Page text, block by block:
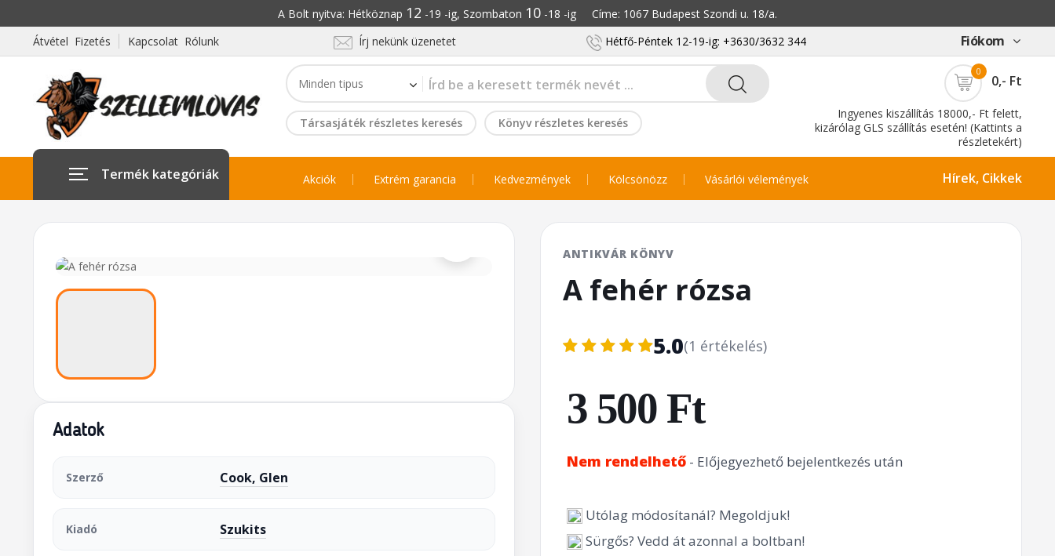
A Bolt nyitva: Hétköznap 12 -19 -ig, Szombaton 10-18 -ig Címe: 1067 Budapest Szondi u. 18/a.
Átvétel Fizetés
Kapcsolat Rólunk Írj nekünk üzenetet Hétfő-Péntek 12-19-ig: +3630/3632 344 Fiókom
Társasjáték részletes keresés Könyv részletes keresés
0
0,- Ft
Ingyenes kiszállítás 18000,- Ft felett,
kizárólag GLS szállítás esetén! (Kattints a
részletekért)
Termék kategóriák Akciók Extrém garancia Kedvezmények Kölcsönözz Vásárlói vélemények Hírek, Cikkek
Adatok
Szerző Cook, Glen
Kiadó Szukits
ANTIKVÁR KÖNYV
A fehér rózsa
5.0(1 értékelés)
3 500 Ft
Nem rendelhető- Előjegyezhető bejelentkezés után
Utólag módosítanál? Megoldjuk!
Sürgős? Vedd át azonnal a boltban!